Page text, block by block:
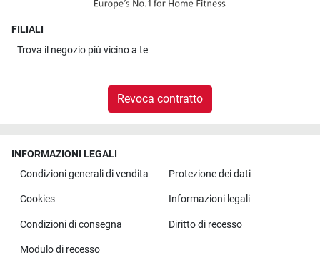
FILIALI
Trova il negozio più vicino a te
Revoca contratto
INFORMAZIONI LEGALI
Condizioni generali di vendita
Protezione dei dati
Cookies Informazioni legali
Condizioni di consegna Diritto di recesso
Modulo di recesso